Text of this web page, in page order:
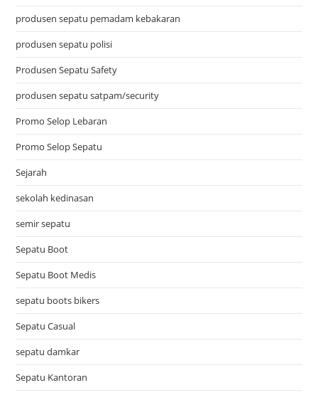
produsen sepatu pemadam kebakaran
produsen sepatu polisi
Produsen Sepatu Safety
produsen sepatu satpam/security
Promo Selop Lebaran
Promo Selop Sepatu
Sejarah
sekolah kedinasan
semir sepatu
Sepatu Boot
Sepatu Boot Medis
sepatu boots bikers
Sepatu Casual
sepatu damkar
Sepatu Kantoran